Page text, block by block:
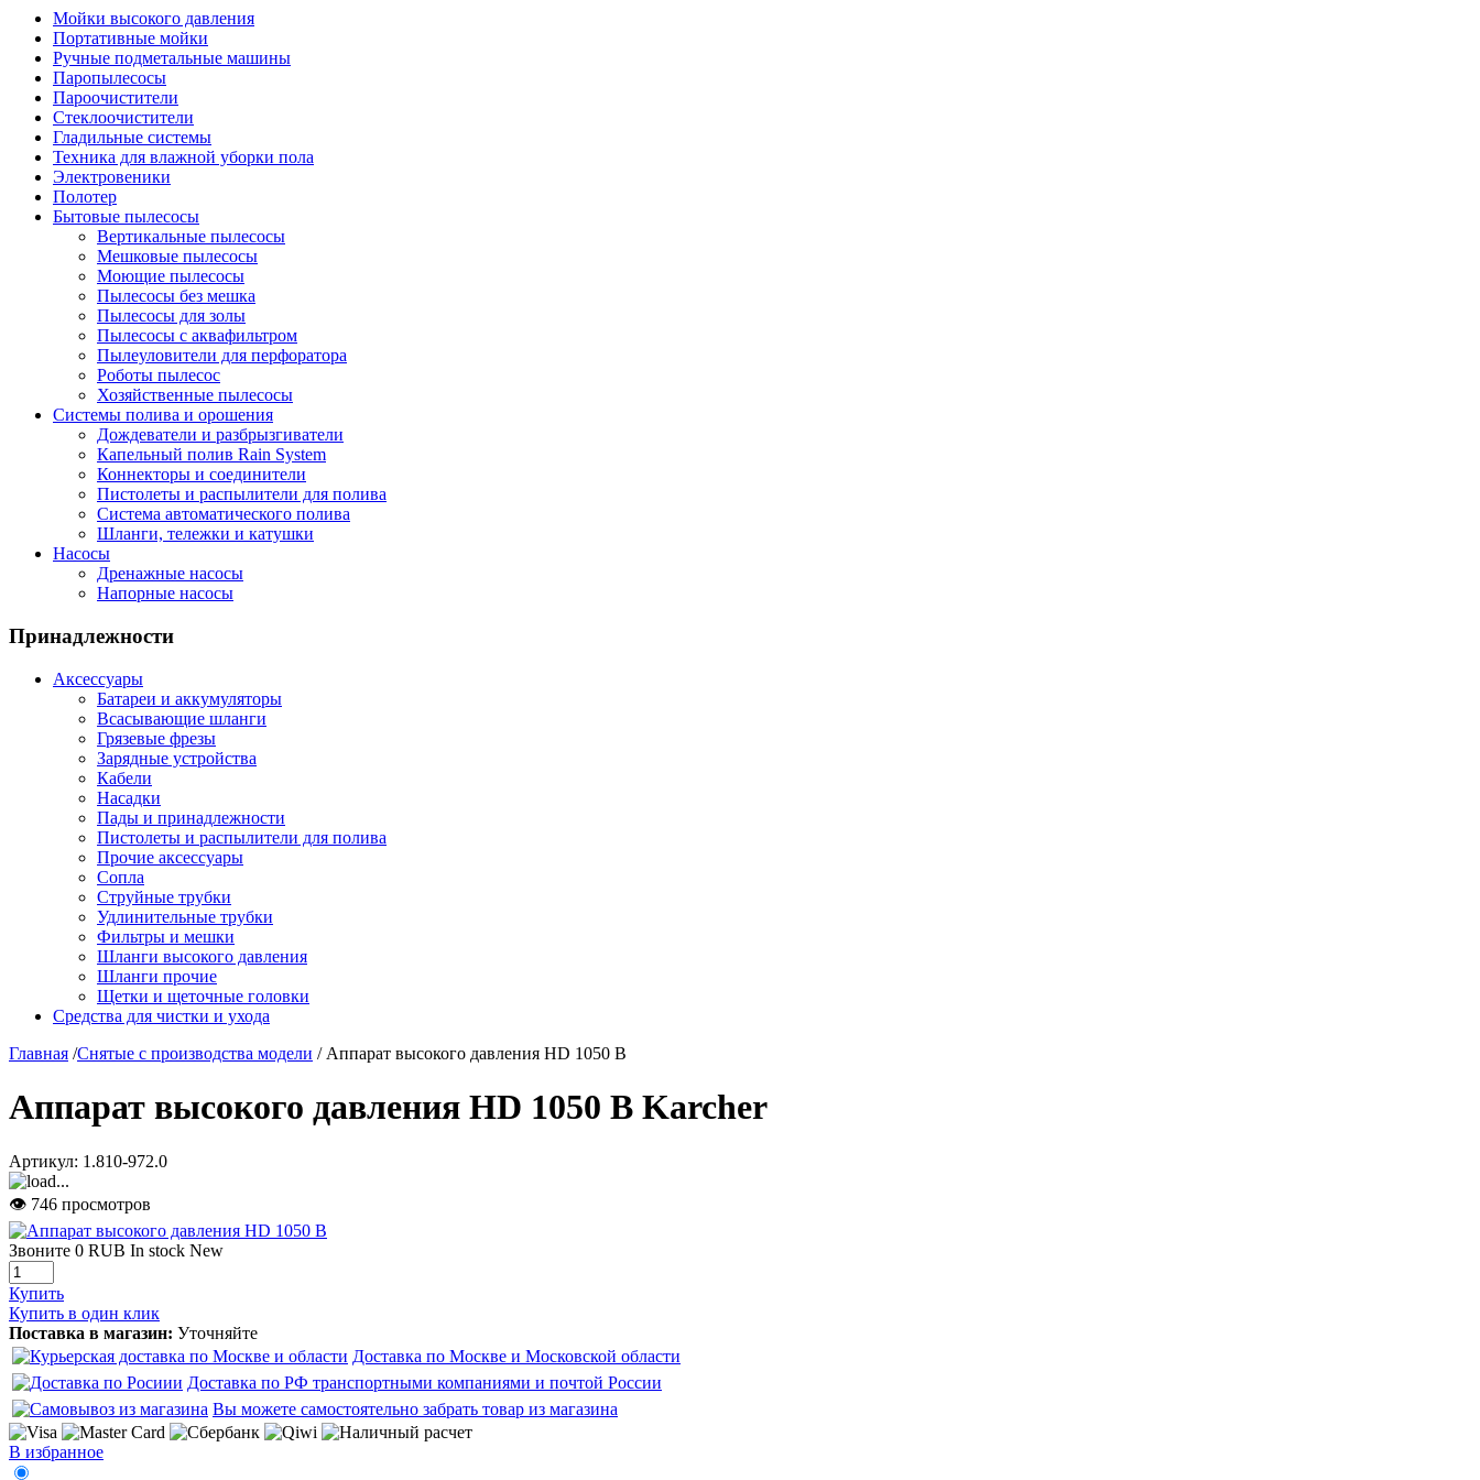
Мойки высокого давления
Портативные мойки
Ручные подметальные машины
Паропылесосы
Пароочистители
Стеклоочистители
Гладильные системы
Техника для влажной уборки пола
Электровеники
Полотер
Бытовые пылесосы
Вертикальные пылесосы
Мешковые пылесосы
Моющие пылесосы
Пылесосы без мешка
Пылесосы для золы
Пылесосы с аквафильтром
Пылеуловители для перфоратора
Роботы пылесос
Хозяйственные пылесосы
Системы полива и орошения
Дождеватели и разбрызгиватели
Капельный полив Rain System
Коннекторы и соединители
Пистолеты и распылители для полива
Система автоматического полива
Шланги, тележки и катушки
Насосы
Дренажные насосы
Напорные насосы
Принадлежности
Аксессуары
Батареи и аккумуляторы
Всасывающие шланги
Грязевые фрезы
Зарядные устройства
Кабели
Насадки
Пады и принадлежности
Пистолеты и распылители для полива
Прочие аксессуары
Сопла
Струйные трубки
Удлинительные трубки
Фильтры и мешки
Шланги высокого давления
Шланги прочие
Щетки и щеточные головки
Средства для чистки и ухода
Главная /Снятые с производства модели / Аппарат высокого давления HD 1050 B
Аппарат высокого давления HD 1050 B Karcher
Артикул: 1.810-972.0
👁 746 просмотров
Звоните 0 RUB In stock New
Купить
Купить в один клик
Поставка в магазин: Уточняйте
Доставка по Москве и Московской области
Доставка по РФ транспортными компаниями и почтой России
Вы можете самостоятельно забрать товар из магазина
В избранное